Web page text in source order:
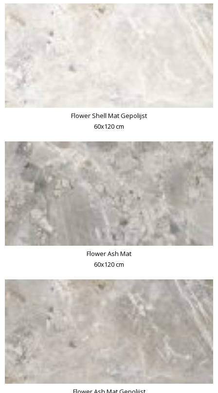
Flower Shell Mat Gepolijst
60x120 cm
Flower Ash Mat
60x120 cm